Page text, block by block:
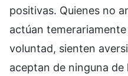
positivas. Quienes no
actúan
voluntad, sienten
aceptan de ninguna de